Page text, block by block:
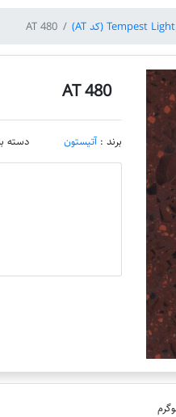
AT 480
AT 480
برند :آتیستون دسته